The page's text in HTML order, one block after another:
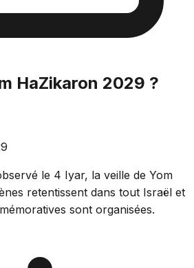
HaZikaron 2029 ?
le 4 Iyar, la veille de Yom
retentissent dans tout Israël et
sont organisées.